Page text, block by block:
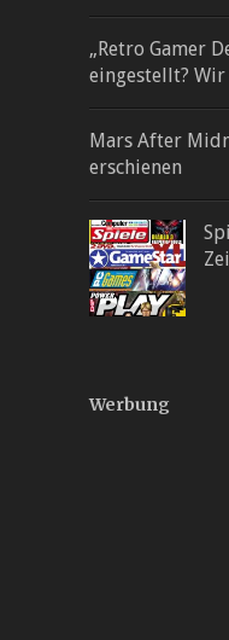
„Retro Gamer
eingestellt? Wir
Mars After
erschienen
Werbung